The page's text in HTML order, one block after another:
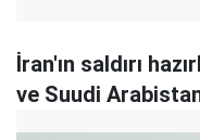
İran'ın saldırı
ve Suudi